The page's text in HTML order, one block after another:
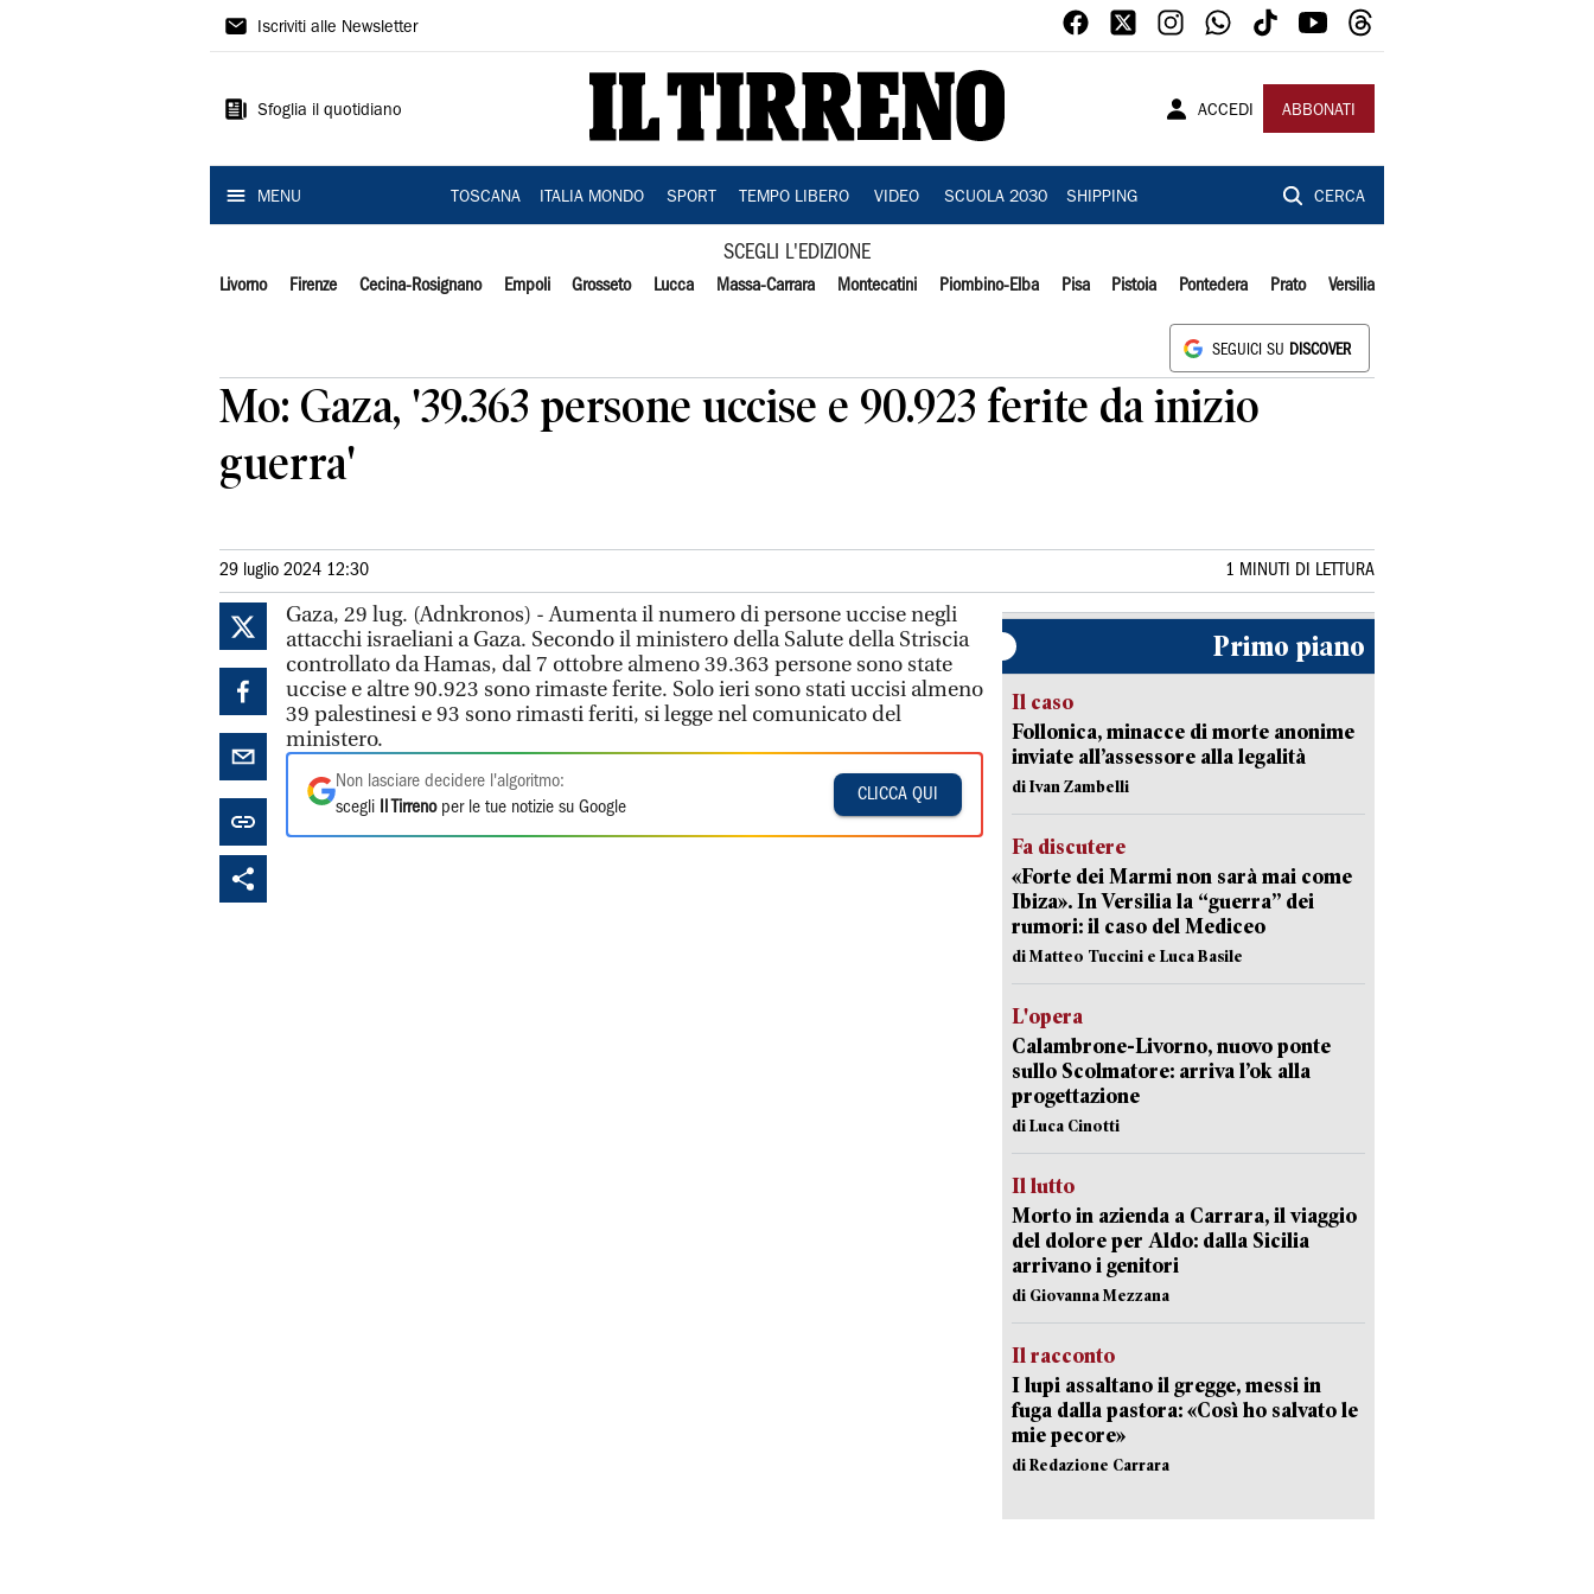
Il
Iscriviti alle Newsletter
Sfoglia il quotidiano ACCEDI ABBONATI
MENU TOSCANA ITALIA MONDO SPORT TEMPO LIBERO VIDEO SCUOLA 2030 SHIPPING CERCA
SCEGLI L'EDIZIONE
Livorno Firenze Cecina-Rosignano Empoli Grosseto Lucca Massa-Carrara Montecatini Piombino-Elba Pisa Pistoia Pontedera Prato Versilia
SEGUICI SU DISCOVER
Mo: Gaza, '39.363 persone uccise e 90.923 ferite da inizio
guerra'
29 luglio 2024 12:30 1 MINUTI DI LETTURA
Gaza, 29 lug. (Adnkronos) - Aumenta il numero di persone uccise negli
attacchi israeliani a Gaza. Secondo il ministero della Salute della Striscia
controllato da Hamas, dal 7 ottobre almeno 39.363 persone sono state
uccise e altre 90.923 sono rimaste ferite. Solo ieri sono stati uccisi almeno
39 palestinesi e 93 sono rimasti feriti, si legge nel comunicato del
ministero.
Non lasciare decidere l'algoritmo:
scegli
Il Tirrenoper le tue notizie su Google
CLICCA QUI
Primo piano
Il caso
Follonica, minacce di morte anonime
inviate all’assessore alla legalità
di Ivan Zambelli
Fa discutere
«Forte dei Marmi non sarà mai come
Ibiza». In Versilia la “guerra” dei
rumori: il caso del Mediceo
di Matteo Tuccini e Luca Basile
L'opera
Calambrone-Livorno, nuovo ponte
sullo Scolmatore: arriva l’ok alla
progettazione
di Luca Cinotti
Il lutto
Morto in azienda a Carrara, il viaggio
del dolore per Aldo: dalla Sicilia
arrivano i genitori
di Giovanna Mezzana
Il racconto
I lupi assaltano il gregge, messi in
fuga dalla pastora: «Così ho salvato le
mie pecore»
di Redazione Carrara